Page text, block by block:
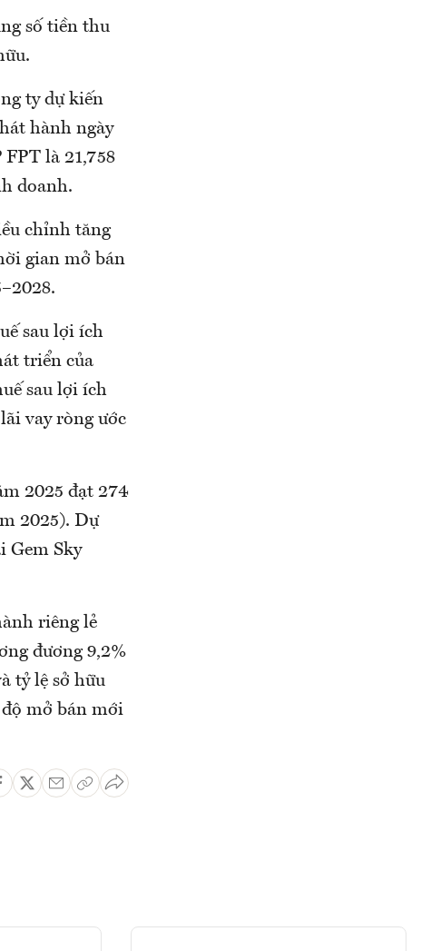
số tiền thu
ty dự kiến
hành ngày
là 21,758
doanh.
chỉnh tăng
gian mở bán
sau lợi ích
triển của
sau lợi ích
vay ròng ước
2025 đạt 274
2025). Dự
Gem Sky
riêng lẻ
đương 9,2%
tỷ lệ sở hữu
mở bán mới